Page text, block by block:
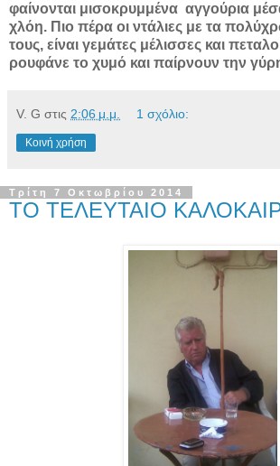
φαίνονται μισοκρυμμένα αγγούρια
χλόη. Πιο πέρα οι ντάλιες με τα
τους, είναι γεμάτες μέλισσες και
ρουφάνε το χυμό και παίρνουν την
V. G στις 2:06 μ.μ. 1 σχόλιο:
Κοινή χρήση
Τρίτη 7 Οκτωβρίου 2014
ΤΟ ΤΕΛΕΥΤΑΙΟ